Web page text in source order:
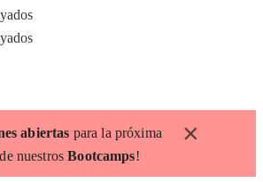
abiertas para la próxima
nuestrosBootcamps!
×